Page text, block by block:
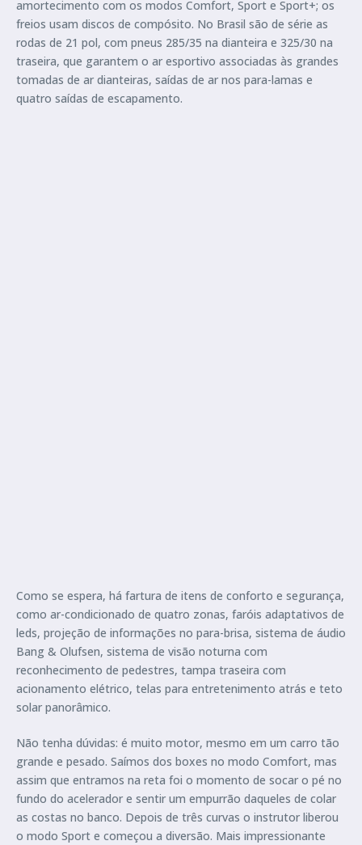
amortecimento com os modos Comfort, Sport e Sport+; os
freios usam discos de compósito. No Brasil são de série as
rodas de 21 pol, com pneus 285/35 na dianteira e 325/30 na
traseira, que garantem o ar esportivo associadas às grandes
tomadas de ar dianteiras, saídas de ar nos para-lamas e
quatro saídas de escapamento.
Como se espera, há fartura de itens de conforto e segurança,
como ar-condicionado de quatro zonas, faróis adaptativos de
leds, projeção de informações no para-brisa, sistema de áudio
Bang & Olufsen, sistema de visão noturna com
reconhecimento de pedestres, tampa traseira com
acionamento elétrico, telas para entretenimento atrás e teto
solar panorâmico.
Não tenha dúvidas: é muito motor, mesmo em um carro tão
grande e pesado. Saímos dos boxes no modo Comfort, mas
assim que entramos na reta foi o momento de socar o pé no
fundo do acelerador e sentir um empurrão daqueles de colar
as costas no banco. Depois de três curvas o instrutor liberou
o modo Sport e começou a diversão. Mais impressionante